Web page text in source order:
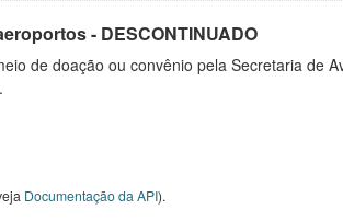
- DESCONTINUADO
de doação ou convênio pela Secretaria de
Documentação da API).